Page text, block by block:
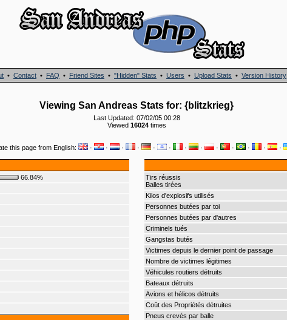
• Contact • FAQ • Friend Sites • "Hidden" Stats • Users • Upload Stats • Version History
Viewing San Andreas Stats for: {blitzkrieg}
Last Updated: 07/02/05 00:28
Viewed 16024times
this page from English: · · · · · · · · · · · · ·
66.84%
Tirs réussis
Balles tirées
Kilos d'explosifs utilisés
Personnes butées par toi
Personnes butées par d'autres
Criminels tués
Gangstas butés
Victimes depuis le dernier point de passage
Nombre de victimes légitimes
Véhicules routiers détruits
Bateaux détruits
Avions et hélicos détruits
Coût des Propriétés détruites
Pneus crevés par balle